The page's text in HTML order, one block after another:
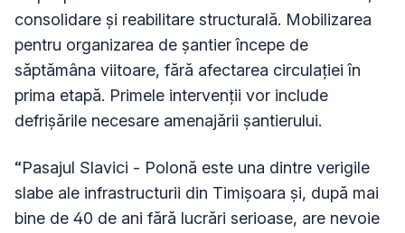
consolidare și reabilitare structurală. Mobilizarea
pentru organizarea de șantier începe de
săptămâna viitoare, fără afectarea circulației în
prima etapă. Primele intervenții vor include
defrișările necesare amenajării șantierului.
“Pasajul Slavici - Polonă este una dintre verigile
slabe ale infrastructurii din Timișoara și, după mai
bine de 40 de ani fără lucrări serioase, are nevoie